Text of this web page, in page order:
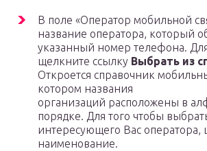
В поле «Оператор мобильной
название оператора, который
указанный номер телефона.
щелкните ссылку Выбрать из
Откроется справочник
котором названия
организаций расположены в
порядке. Для того чтобы
интересующего Вас оператора,
наименование.